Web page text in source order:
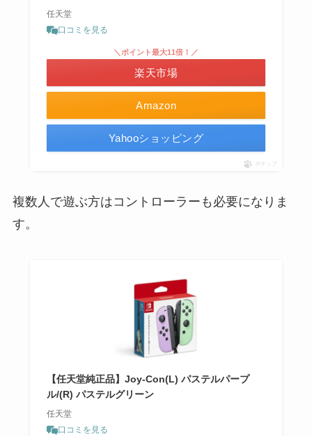
任天堂
口コミを見る
Amazon
＼ポイント最大11倍！／
楽天市場
Yahooショッピング
ポチップ
複数人で遊ぶ方はコントローラーも必要になりま
す。
【任天堂純正品】Joy-Con(L) パステルパープ
ル/(R) パステルグリーン
任天堂
口コミを見る